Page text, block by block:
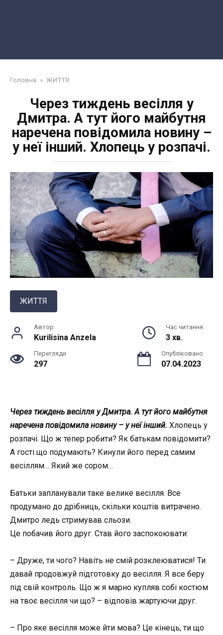
Головна » ЖИТТЯ
Через тиждень весілля у
Дмитра. А тут його майбутня
наречена повідомила новину –
у неї інший. Хлопець у розпачі.
ЖИТТЯ
Автор
Kurilisina Anzela
Час читання
3 хв.
Перегляди
297
Опубліковано
07.04.2023
Через тиждень весілля у Дмитра. А тут його майбутня
наречена повідомила новину – у неї інший. Хлопець у
розпачі. Що ж тепер робити? Як батькам повідомити?
А гості що подумають? Кинули його перед самим
весіллям… Який же сором…
Батьки запланували таке велике весілля. Все
продумано до дрібниць, скільки коштів витрачено.
Дмитро ледь стримував сльози.
Це побачив його друг. Став його заспокоювати:
– Друже, ти чого? Навіть не смій розклеюватися! Ти
давай продовжуй підготовку до весілля. Я все беру
під свій контроль. Що ж я марно купляв собі костюм
на твоє весілля чи що? – відповів жартуючи друг.
– Про яке весілля може йти мова? Це кінець, ти що